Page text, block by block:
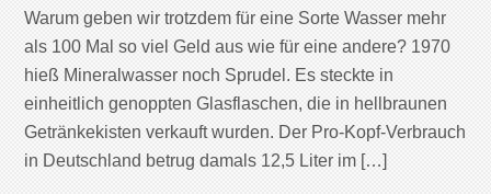
Warum geben wir trotzdem für eine Sorte Wasser mehr
als 100 Mal so viel Geld aus wie für eine andere? 1970
hieß Mineralwasser noch Sprudel. Es steckte in
einheitlich genoppten Glasflaschen, die in hellbraunen
Getränkekisten verkauft wurden. Der Pro-Kopf-Verbrauch
in Deutschland betrug damals 12,5 Liter im […]